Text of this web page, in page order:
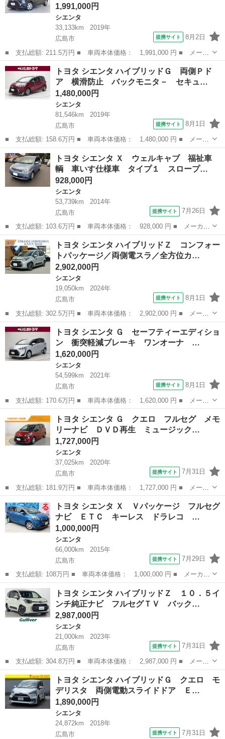
1,991,000円
シエンタ
33,133km
2019年
広島市
提携サイト 8月2日
■ 支払総額: 211.5万円 ■ 車両本体価格： 1,991,000 円 ■ メーカ
ー名： トヨタ ■ 車種名： シエンタ ■ グレード名： ハイブリ
ッド ファンベースＧ ワンセグ メモリーナビ ミュージックプレ
イヤー接...
広島 広島市 シエンタ
トヨタ シエンタ ハイブリッドＧ 両側Ｐド
ア 横滑防止 バックモニタ－ セキュ…
1,480,000円
シエンタ
81,546km
2019年
広島市
提携サイト 8月1日
■ 支払総額: 158.6万円 ■ 車両本体価格： 1,480,000 円 ■ メーカ
ー名： トヨタ ■ 車種名： シエンタ ■ グレード名： ハイブリ
ッドＧ 両側Ｐドア 横滑防止 バックモニタ－ セキュリティ ア
ルミホイ...
広島 広島市 シエンタ
トヨタ シエンタ Ｘ ウェルキャブ 福祉車
輌 車いす仕様車 タイプ１ スロープ…
928,000円
シエンタ
53,739km
2014年
広島市
提携サイト 7月26日
■ 支払総額: 103.6万円 ■ 車両本体価格： 928,000 円 ■ メーカー
名： トヨタ ■ 車種名： シエンタ ■ グレード名： Ｘ ウェル
キャブ 福祉車輌 車いす仕様車 タイプ１ スロープタイプ 手動
固定装置付...
広島 広島市 シエンタ
トヨタ シエンタ ハイブリッドＺ コンフォー
トパッケージ／両側電スラ／全方位カ…
2,902,000円
シエンタ
19,050km
2024年
広島市
提携サイト 8月1日
■ 支払総額: 302.5万円 ■ 車両本体価格： 2,902,000 円 ■ メーカ
ー名： トヨタ ■ 車種名： シエンタ ■ グレード名： ハイブリ
ッドＺ コンフォートパッケージ／両側電スラ／全方位カメラ／前列
シートヒ...
広島 広島市 シエンタ
トヨタ シエンタ Ｇ セーフティーエディショ
ン 衝突軽減ブレーキ ワンオーナ …
1,620,000円
シエンタ
54,599km
2021年
広島市
提携サイト 8月1日
■ 支払総額: 170.6万円 ■ 車両本体価格： 1,620,000 円 ■ メーカ
ー名： トヨタ ■ 車種名： シエンタ ■ グレード名： Ｇ セー
フティーエディション 衝突軽減ブレーキ ワンオーナ ＬＥＤヘッ
ドライト...
広島市 シエンタ
トヨタ シエンタ Ｇ クエロ フルセグ メモ
リーナビ ＤＶＤ再生 ミュージック…
1,727,000円
シエンタ
37,025km
2020年
広島市
提携サイト 7月31日
■ 支払総額: 181.9万円 ■ 車両本体価格： 1,727,000 円 ■ メーカ
ー名： トヨタ ■ 車種名： シエンタ ■ グレード名： Ｇ クエ
ロ フルセグ メモリーナビ ＤＶＤ再生 ミュージックプレイヤー
接続可 ...
広島 広島市 シエンタ
トヨタ シエンタ Ｘ Ｖパッケージ フルセグ
ナビ ＥＴＣ キーレス ドラレコ …
1,000,000円
シエンタ
66,000km
2015年
広島市
提携サイト 7月29日
■ 支払総額: 108万円 ■ 車両本体価格： 1,000,000 円 ■ メーカー
名： トヨタ ■ 車種名： シエンタ ■ グレード名： Ｘ Ｖパッ
ケージ フルセグナビ ＥＴＣ キーレス ドラレコ 両側スライド
ドア ７人...
広島 広島市 シエンタ
トヨタ シエンタ ハイブリッドＺ １０．５イ
ンチ純正ナビ フルセグＴＶ バック…
2,987,000円
シエンタ
21,000km
2023年
広島市
提携サイト 7月31日
■ 支払総額: 304.8万円 ■ 車両本体価格： 2,987,000 円 ■ メーカ
ー名： トヨタ ■ 車種名： シエンタ ■ グレード名： ハイブリ
ッドＺ １０．５インチ純正ナビ フルセグＴＶ バックモニター
ＬＥＤヘ...
広島 広島市 シエンタ
トヨタ シエンタ ハイブリッドＧ クエロ モ
デリスタ 両側電動スライドドア Ｅ…
1,890,000円
シエンタ
24,872km
2018年
広島市
提携サイト 7月31日